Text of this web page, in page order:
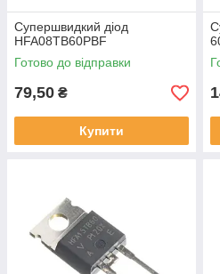
Супершвидкий діод
HFA08TB60PBF
Готово до відправки
79,50 ₴
Купити